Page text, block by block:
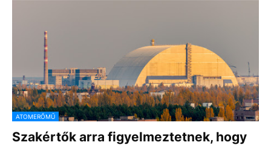
ATOMERŐMŰ
Szakértők arra figyelmeztetnek, hogy